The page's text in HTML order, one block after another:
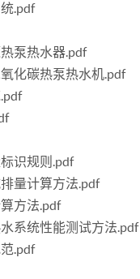
.pdf
泵热水器.pdf
化碳热泵热水机.pdf
识规则.pdf
量计算方法.pdf
方法.pdf
系统性能测试方法.pdf
.pdf